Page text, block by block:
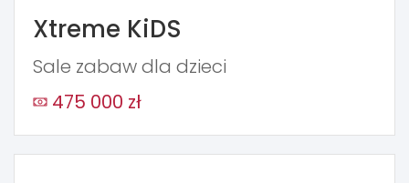
Xtreme KiDS
Sale zabaw dla dzieci
475 000 zł